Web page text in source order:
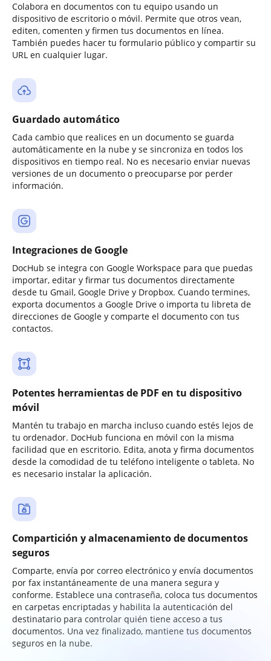
Colabora en documentos con tu equipo usando un
dispositivo de escritorio o móvil. Permite que otros vean,
editen, comenten y firmen tus documentos en línea.
También puedes hacer tu formulario público y compartir su
URL en cualquier lugar.
Guardado automático
Cada cambio que realices en un documento se guarda
automáticamente en la nube y se sincroniza en todos los
dispositivos en tiempo real. No es necesario enviar nuevas
versiones de un documento o preocuparse por perder
información.
Integraciones de Google
DocHub se integra con Google Workspace para que puedas
importar, editar y firmar tus documentos directamente
desde tu Gmail, Google Drive y Dropbox. Cuando termines,
exporta documentos a Google Drive o importa tu libreta de
direcciones de Google y comparte el documento con tus
contactos.
Potentes herramientas de PDF en tu dispositivo
móvil
Mantén tu trabajo en marcha incluso cuando estés lejos de
tu ordenador. DocHub funciona en móvil con la misma
facilidad que en escritorio. Edita, anota y firma documentos
desde la comodidad de tu teléfono inteligente o tableta. No
es necesario instalar la aplicación.
Compartición y almacenamiento de documentos
seguros
Comparte, envía por correo electrónico y envía documentos
por fax instantáneamente de una manera segura y
conforme. Establece una contraseña, coloca tus documentos
en carpetas encriptadas y habilita la autenticación del
destinatario para controlar quién tiene acceso a tus
documentos. Una vez finalizado, mantiene tus documentos
seguros en la nube.